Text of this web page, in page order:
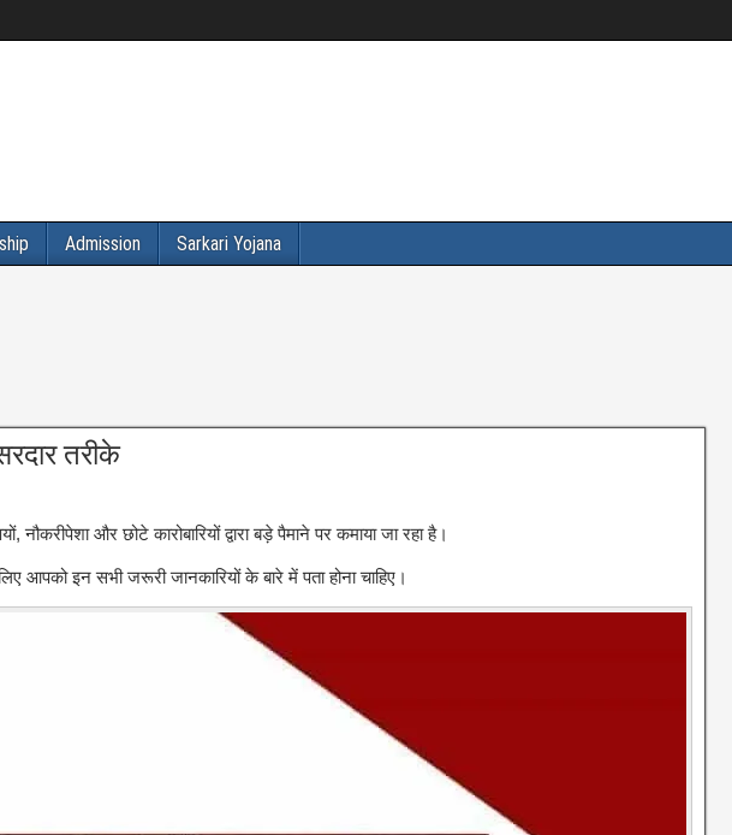
Admission Sarkari Yojana
तरीके
और छोटे कारोबारियों द्वारा बड़े पैमाने पर कमाया जा रहा है।
इन सभी जरूरी जानकारियों के बारे में पता होना चाहिए।